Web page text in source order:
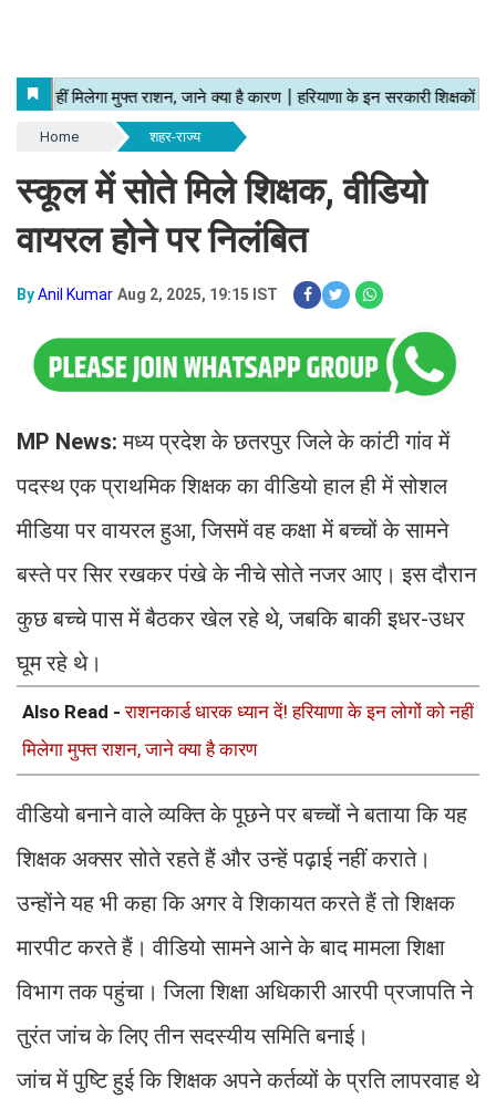
Home शहर-राज्य
स्कूल में सोते मिले शिक्षक, वीडियो
वायरल होने पर निलंबित
ByAnil Kumar Aug 2, 2025, 19:15 IST
MP News:मध्य प्रदेश के छतरपुर जिले के कांटी गांव में
पदस्थ एक प्राथमिक शिक्षक का वीडियो हाल ही में सोशल
मीडिया पर वायरल हुआ, जिसमें वह कक्षा में बच्चों के सामने
बस्ते पर सिर रखकर पंखे के नीचे सोते नजर आए। इस दौरान
कुछ बच्चे पास में बैठकर खेल रहे थे, जबकि बाकी इधर-उधर
घूम रहे थे।
Also Read -राशनकार्ड धारक ध्यान दें! हरियाणा के इन लोगों को नहीं
मिलेगा मुफ्त राशन, जाने क्या है कारण
वीडियो बनाने वाले व्यक्ति के पूछने पर बच्चों ने बताया कि यह
शिक्षक अक्सर सोते रहते हैं और उन्हें पढ़ाई नहीं कराते।
उन्होंने यह भी कहा कि अगर वे शिकायत करते हैं तो शिक्षक
मारपीट करते हैं। वीडियो सामने आने के बाद मामला शिक्षा
विभाग तक पहुंचा। जिला शिक्षा अधिकारी आरपी प्रजापति ने
तुरंत जांच के लिए तीन सदस्यीय समिति बनाई।
जांच में पुष्टि हुई कि शिक्षक अपने कर्तव्यों के प्रति लापरवाह थे